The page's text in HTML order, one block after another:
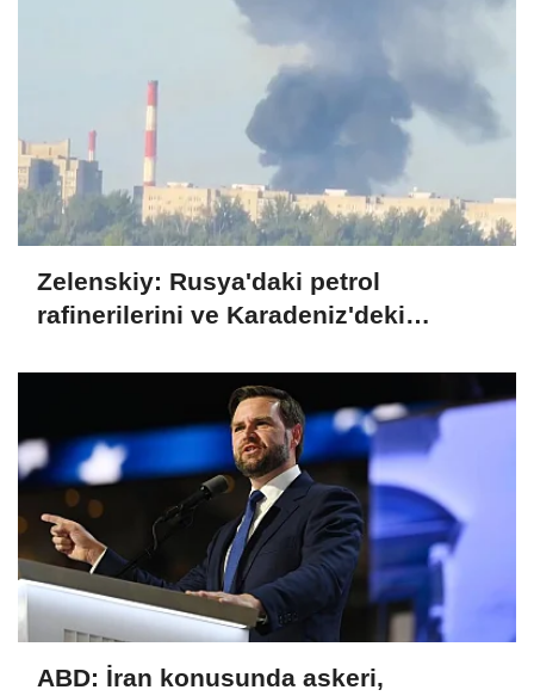
Zelenskiy: Rusya'daki petrol
rafinerilerini ve Karadeniz'deki
ABD: İran konusunda askeri,